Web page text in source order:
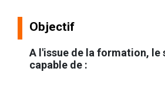
Objectif
A l'issue de la formation, le
capable de :